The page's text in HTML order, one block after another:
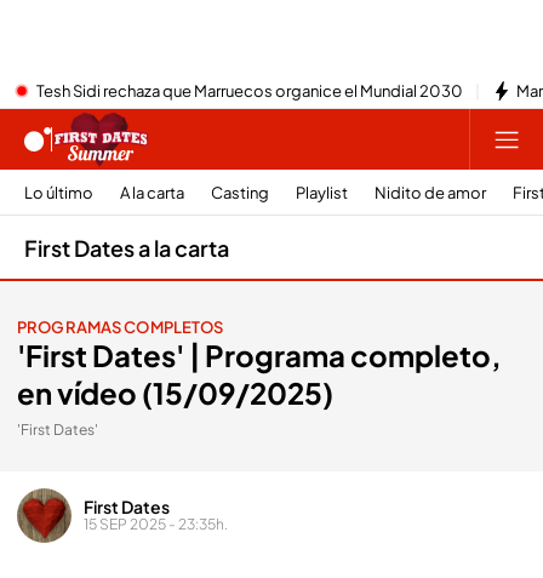
Tesh Sidi rechaza que Marruecos organice el Mundial 2030
Lo último A la carta Casting Playlist Nidito de amor
First Dates a la carta
PROGRAMAS COMPLETOS
'First Dates' | Programa completo,
en vídeo (15/09/2025)
'First Dates'
First Dates
15 SEP 2025 - 23:35h.